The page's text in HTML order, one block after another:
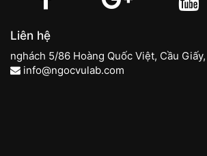
Liên hệ
nghách 5/86 Hoàng Quốc Việt, Cầu
info@ngocvulab.com